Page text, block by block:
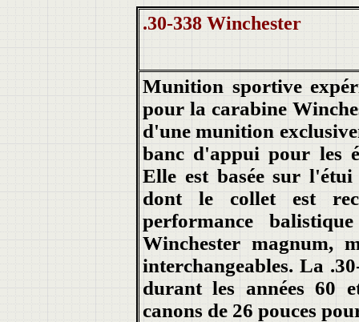
.30-338 Winchester
Munition sportive
pour la carabine
d'une munition
banc d'appui pour les
Elle est basée sur
dont le collet est
performance
Winchester magnum,
interchangeables. La
durant les années 60
canons de 26 pouces